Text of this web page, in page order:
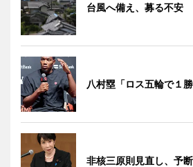
台風へ備え、募る不安
八村塁「ロス五輪で１勝
非核三原則見直し、予